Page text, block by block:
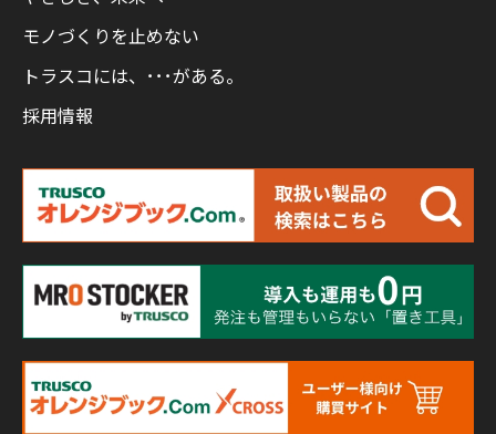
モノづくりを止めない
トラスコには、･･･がある。
採用情報